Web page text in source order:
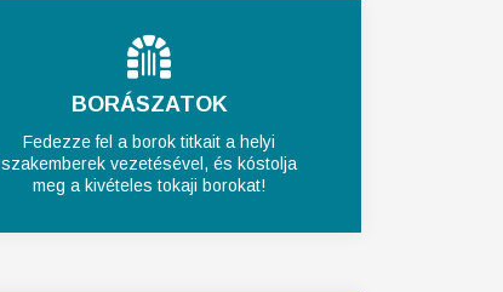
BORÁSZATOK
Fedezze fel a borok titkait a helyi
szakemberek vezetésével, és kóstolja
meg a kivételes tokaji borokat!